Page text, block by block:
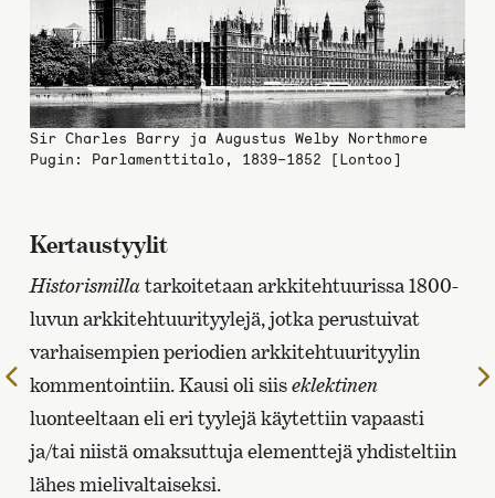
Sir Charles Barry ja Augustus Welby Northmore
Pugin: Parlamenttitalo, 1839–1852 [Lontoo]
Kertaustyylit
Historismillatarkoitetaan arkkitehtuurissa 1800-
luvun arkkitehtuurityylejä, jotka perustuivat
varhaisempien periodien arkkitehtuurityylin
kommentointiin. Kausi oli siiseklektinen
luonteeltaan eli eri tyylejä käytettiin vapaasti
ja/tai niistä omaksuttuja elementtejä yhdisteltiin
lähes mielivaltaiseksi.
Edelliselle